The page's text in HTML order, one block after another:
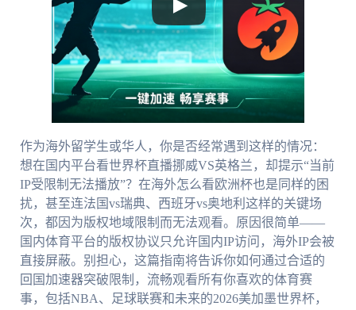
作为海外留学生或华人，你是否经常遇到这样的情况：
想在国内平台看世界杯直播挪威VS英格兰，却提示“当前
IP受限制无法播放”？在海外怎么看欧洲杯也是同样的困
扰，甚至连法国vs瑞典、西班牙vs奥地利这样的关键场
次，都因为版权地域限制而无法观看。原因很简单——
国内体育平台的版权协议只允许国内IP访问，海外IP会被
直接屏蔽。别担心，这篇指南将告诉你如何通过合适的
回国加速器突破限制，流畅观看所有你喜欢的体育赛
事，包括NBA、足球联赛和未来的2026美加墨世界杯，